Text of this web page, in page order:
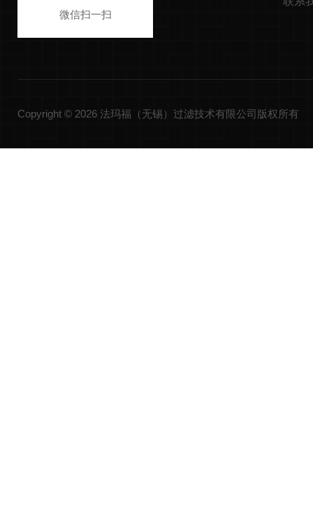
微信扫一扫
Copyright © 2026 法玛福（无锡）过滤技术有限公司版权所有